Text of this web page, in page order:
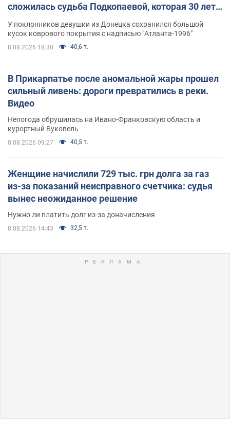
сложилась судьба Подкопаевой, которая 30 лет
У поклонников девушки из Донецка сохранился большой
кусок коврового покрытия с надписью "Атланта-1996"
8.08.2026 18:30 40,6 т.
В Прикарпатье после аномальной жары прошел
сильный ливень: дороги превратились в реки.
Видео
Непогода обрушилась на Ивано-Франковскую область и
курортный Буковель
8.08.2026 09:27 40,5 т.
Женщине начислили 729 тыс. грн долга за газ
из-за показаний неисправного счетчика: судья
вынес неожиданное решение
Нужно ли платить долг из-за доначисления
8.08.2026 14:43 32,5 т.